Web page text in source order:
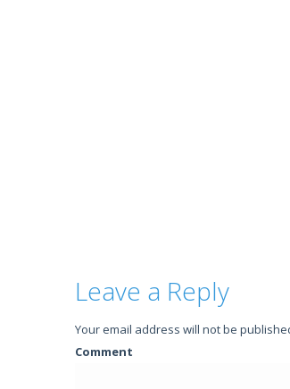
Leave a Reply
Your email address will not be
Comment